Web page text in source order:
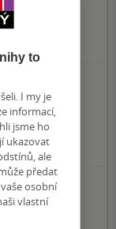
to
I my je
informací,
jsme ho
ukazovat
ale
předat
osobní
vlastní